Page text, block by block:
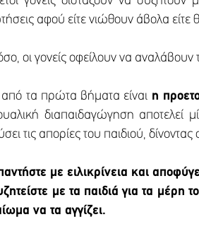
αφού είτε νιώθουν άβολα είτε
οι γονείς οφείλουν να
τα πρώτα βήματα είναι η
διαπαιδαγώγηση αποτελεί
τις απορίες του παιδιού,
με ειλικρίνεια και
με τα παιδιά για τα μέρη
να τα αγγίζει.